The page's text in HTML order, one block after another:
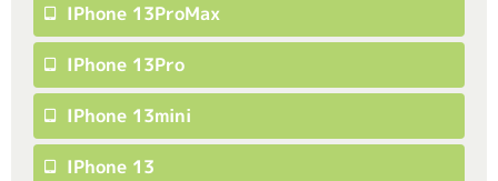
IPhone 13ProMax
IPhone 13Pro
IPhone 13mini
IPhone 13